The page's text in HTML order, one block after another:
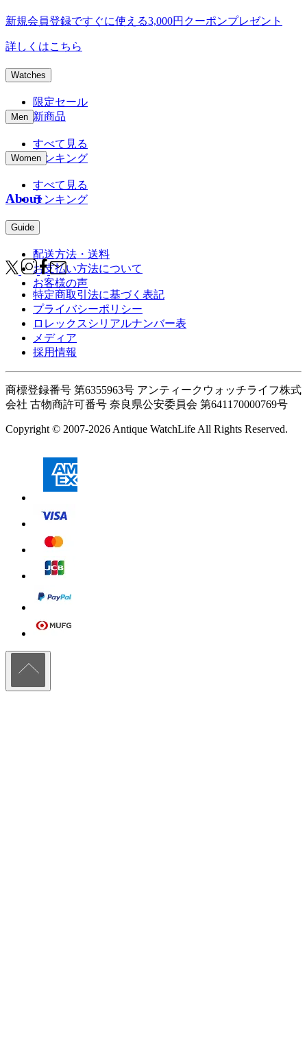
新規会員登録ですぐに使える3,000円クーポンプレゼント
詳しくはこちら
Watches
限定セール
新商品
Men
すべて見る
ランキング
Women
すべて見る
ランキング
About
Guide
配送方法・送料
お支払い方法について
お客様の声
特定商取引法に基づく表記
プライバシーポリシー
ロレックスシリアルナンバー表
メディア
採用情報
商標登録番号 第6355963号 アンティークウォッチライフ株式
会社 古物商許可番号 奈良県公安委員会 第641170000769号
Copyright © 2007-2026 Antique WatchLife All Rights Reserved.